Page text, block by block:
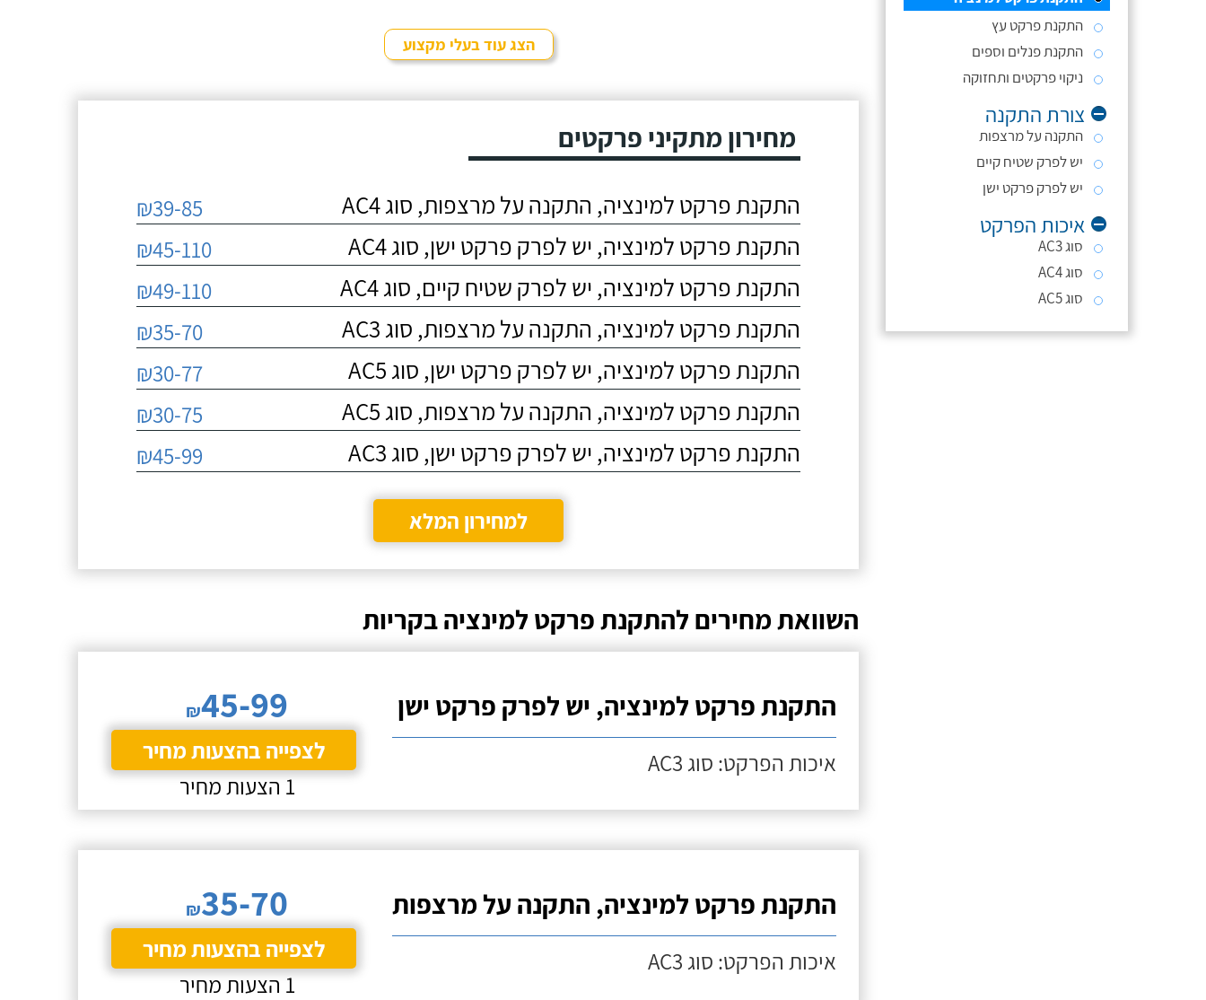
התקנת פרקט עץ
התקנת פנלים וספים
ניקוי פרקטים ותחזוקה
צורת התקנה
התקנה על מרצפות
יש לפרק שטיח קיים
יש לפרק פרקט ישן
איכות הפרקט
סוג AC3
סוג AC4
סוג AC5
הצג עוד בעלי מקצוע
מחירון מתקיני פרקטים
התקנת פרקט למינציה, התקנה על מרצפות, סוג AC4 ₪39-85
התקנת פרקט למינציה, יש לפרק פרקט ישן, סוג AC4 ₪45-110
התקנת פרקט למינציה, יש לפרק שטיח קיים, סוג AC4 ₪49-110
התקנת פרקט למינציה, התקנה על מרצפות, סוג AC3 ₪35-70
התקנת פרקט למינציה, יש לפרק פרקט ישן, סוג AC5 ₪30-77
התקנת פרקט למינציה, התקנה על מרצפות, סוג AC5 ₪30-75
התקנת פרקט למינציה, יש לפרק פרקט ישן, סוג AC3 ₪45-99
למחירון המלא
השוואת מחירים להתקנת פרקט למינציה בקריות
התקנת פרקט למינציה, יש לפרק פרקט ישן
איכות הפרקט: סוג AC3
₪45-99
לצפייה בהצעות מחיר
1 הצעות מחיר
התקנת פרקט למינציה, התקנה על מרצפות
איכות הפרקט: סוג AC3
₪35-70
לצפייה בהצעות מחיר
1 הצעות מחיר